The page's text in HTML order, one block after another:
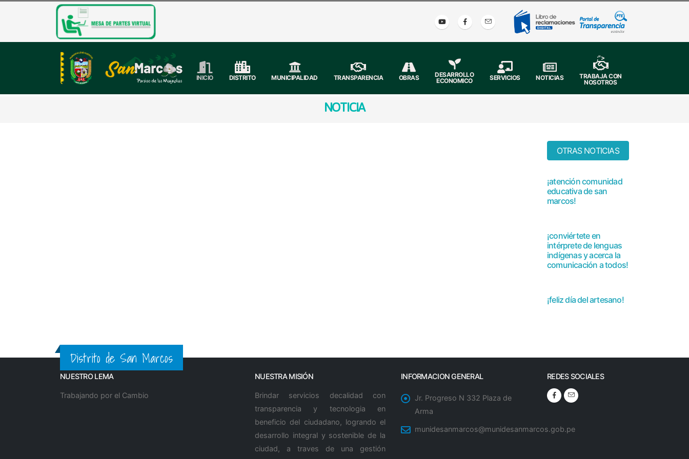
INICIO DISTRITO MUNICIPALIDAD TRANSPARENCIA OBRAS
DESARROLLO
ECONOMICO
SERVICIOS NOTICIAS
;">
TRABAJA CON
NOSOTROS
NOTICIA
OTRAS NOTICIAS
¡atención comunidad
educativa de san
marcos!
¡conviértete en
intérprete de lenguas
indígenas y acerca la
comunicación a todos!
¡feliz día del artesano!
Distrito de San Marcos
NUESTRO LEMA
Trabajando por el Cambio
NUESTRA MISIÓN
Brindar servicios decalidad con
transparencia y tecnologia en
beneficio del ciudadano, logrando el
desarrollo integral y sostenible de la
ciudad, a traves de una gestión
INFORMACION GENERAL
Jr. Progreso N 332 Plaza de
Arma
munidesanmarcos@munidesanmarcos.gob.pe
REDES SOCIALES